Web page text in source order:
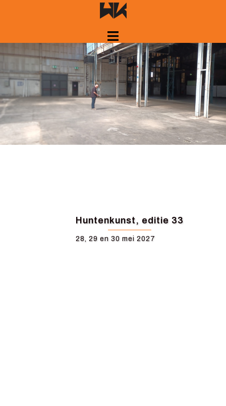
Huntenkunst, editie 33
28, 29 en 30 mei 2027